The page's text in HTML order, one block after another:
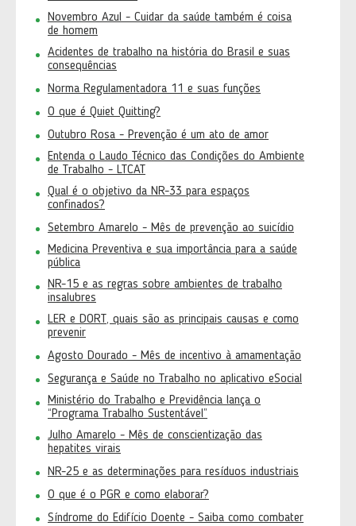
Novembro Azul - Cuidar da saúde também é coisa
de homem
Acidentes de trabalho na história do Brasil e suas
consequências
Norma Regulamentadora 11 e suas funções
O que é Quiet Quitting?
Outubro Rosa - Prevenção é um ato de amor
Entenda o Laudo Técnico das Condições do Ambiente
de Trabalho - LTCAT
Qual é o objetivo da NR-33 para espaços
confinados?
Setembro Amarelo - Mês de prevenção ao suicídio
Medicina Preventiva e sua importância para a saúde
pública
NR-15 e as regras sobre ambientes de trabalho
insalubres
LER e DORT, quais são as principais causas e como
prevenir
Agosto Dourado - Mês de incentivo à amamentação
Segurança e Saúde no Trabalho no aplicativo eSocial
Ministério do Trabalho e Previdência lança o
“Programa Trabalho Sustentável”
Julho Amarelo - Mês de conscientização das
hepatites virais
NR-25 e as determinações para resíduos industriais
O que é o PGR e como elaborar?
Síndrome do Edifício Doente - Saiba como combater